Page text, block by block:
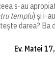
s-au
templu) și i-
darea? Ba
Ev. Matei